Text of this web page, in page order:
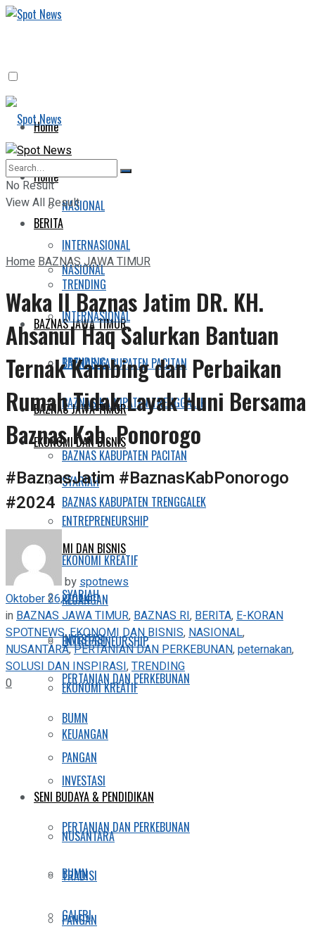
Home
BERITA
NASIONAL
INTERNASIONAL
TRENDING
BAZNAS JAWA TIMUR
BAZNAS KABUPATEN PACITAN
BAZNAS KABUPATEN TRENGGALEK
EKONOMI DAN BISNIS
SYARIAH
ENTREPRENEURSHIP
EKONOMI KREATIF
KEUANGAN
INVESTASI
PERTANIAN DAN PERKEBUNAN
BUMN
PANGAN
SENI BUDAYA & PENDIDIKAN
NUSANTARA
TRADISI
GALERI
Home
BERITA
NASIONAL
INTERNASIONAL
TRENDING
BAZNAS JAWA TIMUR
BAZNAS KABUPATEN PACITAN
BAZNAS KABUPATEN TRENGGALEK
EKONOMI DAN BISNIS
SYARIAH
ENTREPRENEURSHIP
EKONOMI KREATIF
KEUANGAN
INVESTASI
PERTANIAN DAN PERKEBUNAN
BUMN
PANGAN
No Result
View All Result
HomeBAZNAS JAWA TIMUR
Waka II Baznas Jatim DR. KH.
Ahsanul Haq Salurkan Bantuan
Ternak Kambing dan Perbaikan
Rumah Tidak Layak Huni Bersama
Baznas Kab. Ponorogo
#BaznasJatim #BaznasKabPonorogo
#2024
by spotnews
Oktober 26, 2024
in BAZNAS JAWA TIMUR, BAZNAS RI, BERITA, E-KORAN
SPOTNEWS,EKONOMI DAN BISNIS, NASIONAL,
NUSANTARA,PERTANIAN DAN PERKEBUNAN,peternakan,
SOLUSI DAN INSPIRASI,TRENDING
0